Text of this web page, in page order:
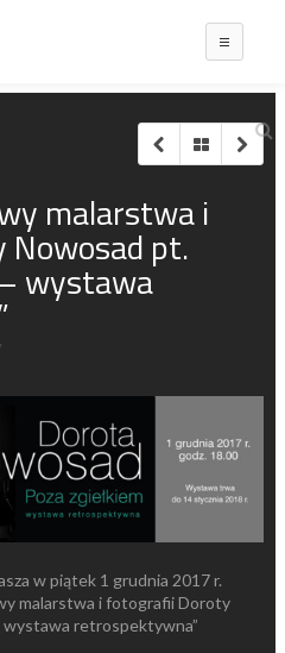
malarstwa i
pt.
– wystawa
w piątek 1 grudnia 2017 r.
malarstwa i fotografii Doroty
wystawa retrospektywna”